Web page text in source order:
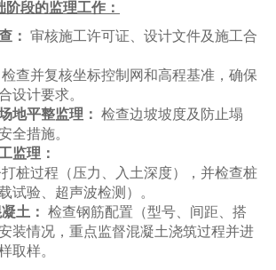
段的监理工作：
： 审核施工许可证、设计文件及施工合
检查并复核坐标控制网和高程基准，确保
设计要求。
地平整监理： 检查边坡坡度及防止塌
全措施。
监理：
桩过程（压力、入土深度），并检查桩
试验、超声波检测）。
土： 检查钢筋配置（型号、间距、搭
装情况，重点监督混凝土浇筑过程并进
取样。